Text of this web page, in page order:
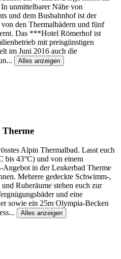
unmittelbarer Nähe von
und dem Busbahnhof ist der
den Thermalbädern und fünf
Das ***Hotel Römerhof ist
mit preisgünstigen
im Juni 2016 auch die
... Alles anzeigen
Alpin Thermalbad. Lasst euch
bis 43°C) und von einem
Angebot in der Leukerbad Therme
Mehrere gedeckte Schwimm-,
Ruheräume stehen euch zur
und eine
sowie ein 25m Olympia-Becken
... Alles anzeigen